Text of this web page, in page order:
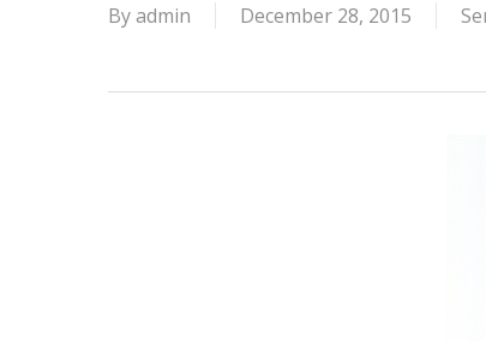
Byadmin December 28, 2015